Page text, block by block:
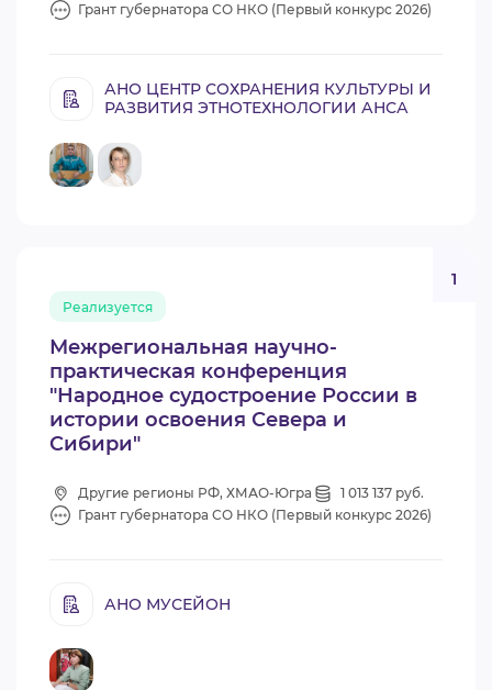
Грант губернатора СО НКО (Первый конкурс 2026)
АНО ЦЕНТР СОХРАНЕНИЯ КУЛЬТУРЫ И
РАЗВИТИЯ ЭТНОТЕХНОЛОГИИ АНСА
Межрегиональная научно-
практическая конференция
"Народное судостроение России в
истории освоения Севера и
Сибири"
Реализуется
1
Другие регионы РФ, ХМАО-Югра
1 013 137 руб.
Грант губернатора СО НКО (Первый конкурс 2026)
АНО МУСЕЙОН